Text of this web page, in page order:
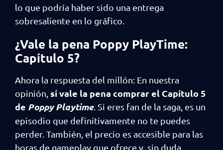
lo que podría haber sido una entrega
sobresaliente en lo gráfico.
¿Vale la pena Poppy PlayTime:
Capítulo 5?
Ahora la respuesta del millón: En nuestra
opinión, sí vale la pena comprar el Capítulo 5
de Poppy Playtime. Si eres fan de la saga, es un
episodio que definitivamente no te puedes
perder. También, el precio es accesible para las
horas de gameplay que ofrece y, sin duda,